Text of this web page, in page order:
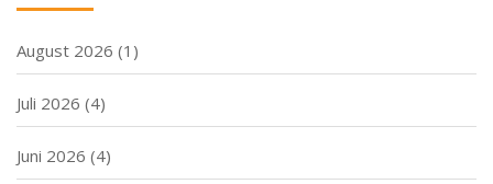
August 2026 (1)
Juli 2026 (4)
Juni 2026 (4)